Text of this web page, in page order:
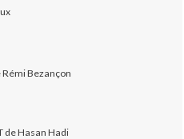
Rémi Bezançon
de Hasan Hadi